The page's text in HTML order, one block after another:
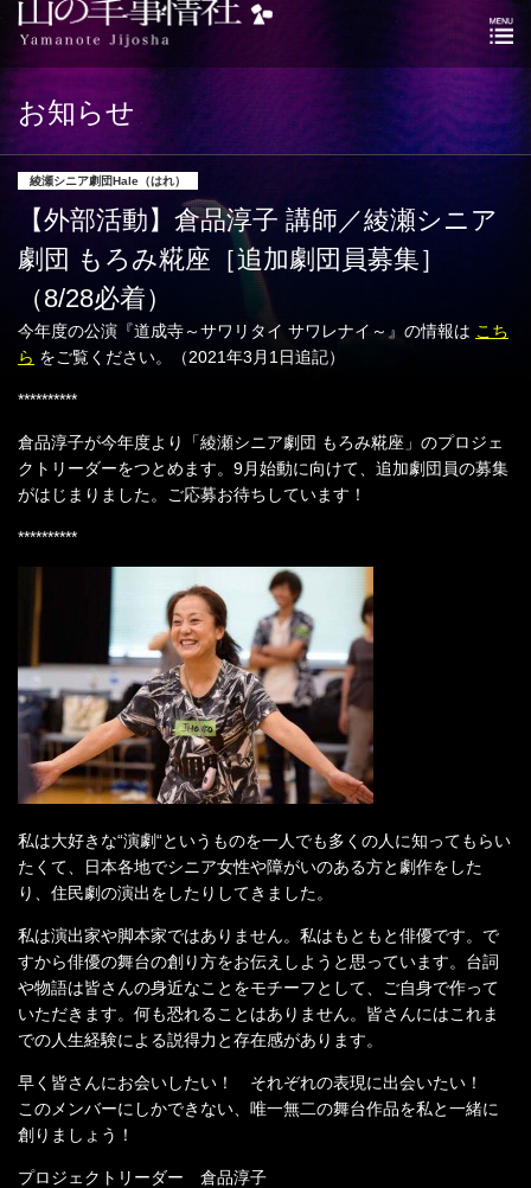
お知らせ
綾瀬シニア劇団Hale（はれ）
【外部活動】倉品淳子 講師／綾瀬シニア
劇団 もろみ糀座［追加劇団員募集］
（8/28必着）
今年度の公演『道成寺～サワリタイ サワレナイ～』の情報は こち
ら をご覧ください。（2021年3月1日追記）
**********
倉品淳子が今年度より「綾瀬シニア劇団 もろみ糀座」のプロジェ
クトリーダーをつとめます。9月始動に向けて、追加劇団員の募集
がはじまりました。ご応募お待ちしています！
**********
私は大好きな“演劇“というものを一人でも多くの人に知ってもらい
たくて、日本各地でシニア女性や障がいのある方と劇作をした
り、住民劇の演出をしたりしてきました。
私は演出家や脚本家ではありません。私はもともと俳優です。で
すから俳優の舞台の創り方をお伝えしようと思っています。台詞
や物語は皆さんの身近なことをモチーフとして、ご自身で作って
いただきます。何も恐れることはありません。皆さんにはこれま
での人生経験による説得力と存在感があります。
早く皆さんにお会いしたい！ それぞれの表現に出会いたい！
このメンバーにしかできない、唯一無二の舞台作品を私と一緒に
創りましょう！
プロジェクトリーダー 倉品淳子